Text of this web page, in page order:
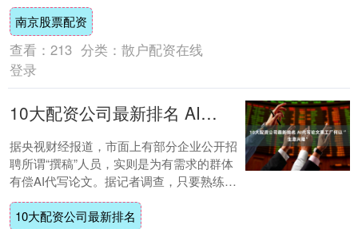
以来最高水平，凸显投资者对AI产业巨额投
资....
南京股票配资
查看： 213 分类： 散户配资在线
登录
10大配资公司最新排名 AI代写论文黑工厂何以“生意兴隆”
据央视财经报道，市面上有部分企业公开招
聘所谓“撰稿”人员，实则是为有需求的群体
有偿AI代写论文。据记者调查，只要熟练使
用AI工具和资料库，同一写手即可完成
从“法....
10大配资公司最新排名